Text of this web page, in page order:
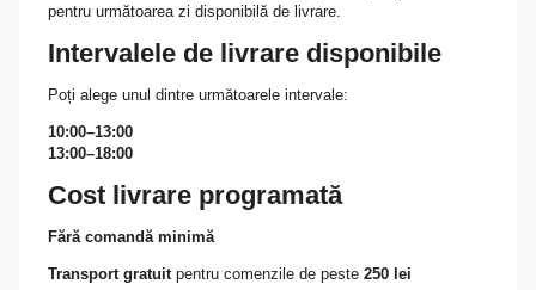
pentru următoarea zi disponibilă de livrare.
Intervalele de livrare disponibile
Poți alege unul dintre următoarele intervale:
10:00–13:00
13:00–18:00
Cost livrare programată
Fără comandă minimă
Transport gratuit pentru comenzile de peste 250 lei